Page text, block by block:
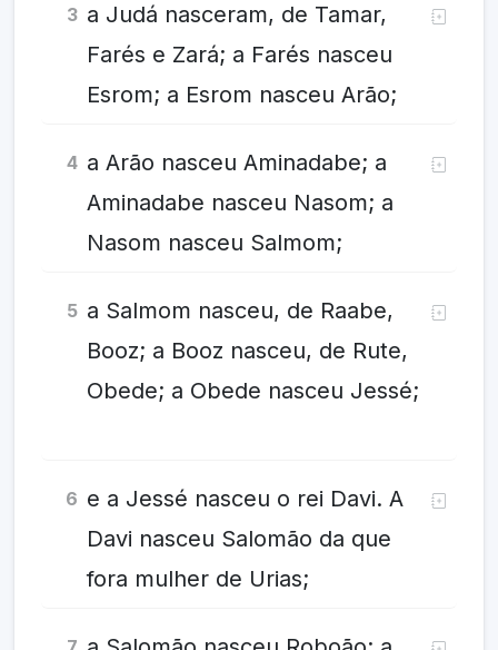
3 a Judá nasceram, de Tamar,
Farés e Zará; a Farés nasceu
Esrom; a Esrom nasceu Arão;
4 a Arão nasceu Aminadabe; a
Aminadabe nasceu Nasom; a
Nasom nasceu Salmom;
5 a Salmom nasceu, de Raabe,
Booz; a Booz nasceu, de Rute,
Obede; a Obede nasceu Jessé;
6 e a Jessé nasceu o rei Davi. A
Davi nasceu Salomão da que
fora mulher de Urias;